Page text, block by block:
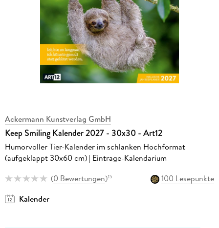
Ackermann Kunstverlag GmbH
Keep Smiling Kalender 2027 - 30x30 - Art12
Humorvoller Tier-Kalender im schlanken Hochformat
(aufgeklappt 30x60 cm) | Eintrage-Kalendarium
(0 Bewertungen)15
100 Lesepunkte
Kalender